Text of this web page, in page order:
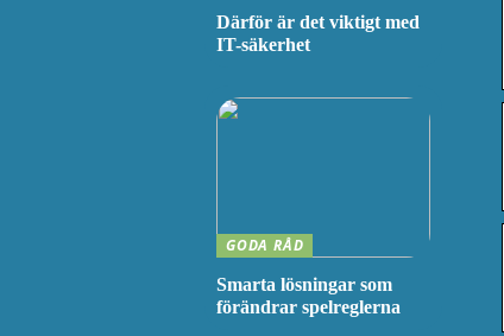
Därför är det viktigt med
IT-säkerhet
GODA RÅD
Smarta lösningar som
förändrar spelreglerna